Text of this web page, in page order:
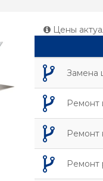
Цены
Замена
Ремонт
Ремонт
Ремонт